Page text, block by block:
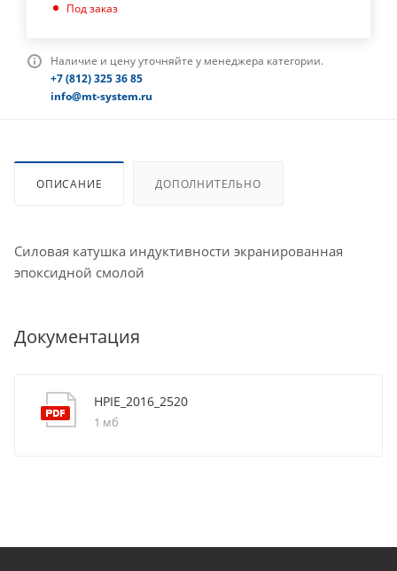
Под заказ
Наличие и цену уточняйте у менеджера категории.
+7 (812) 325 36 85
info@mt-system.ru
ОПИСАНИЕ ДОПОЛНИТЕЛЬНО
Силовая катушка индуктивности экранированная
эпоксидной смолой
Документация
HPIE_2016_2520
1 мб